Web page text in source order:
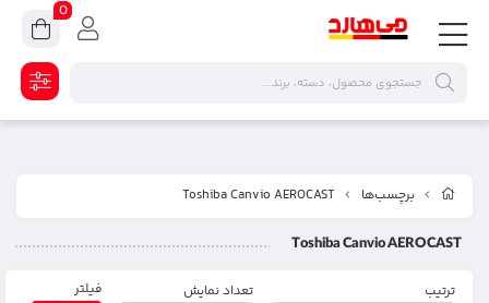
برچسب‌ها Toshiba Canvio AEROCAST
Toshiba Canvio AEROCAST
ترتیب تعداد نمایش فیلتر
0